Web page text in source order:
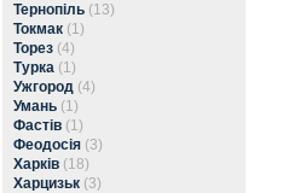
Тернопіль (13)
Токмак (1)
Торез (4)
Турка (1)
Ужгород (4)
Умань (1)
Фастів (1)
Феодосія (3)
Харків (18)
Харцизьк (3)